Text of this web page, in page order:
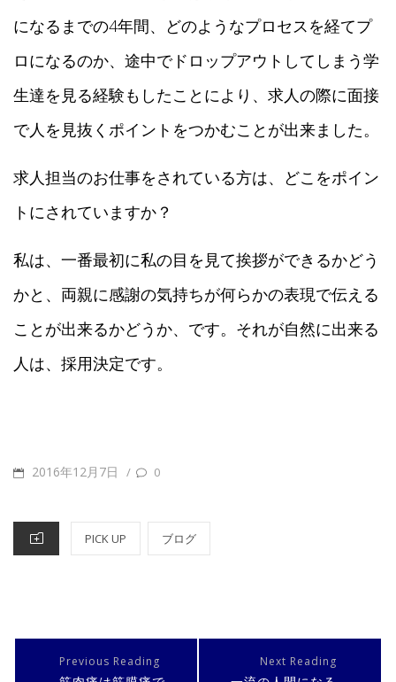
になるまでの4年間、どのようなプロセスを経てプ
ロになるのか、途中でドロップアウトしてしまう学
生達を見る経験もしたことにより、求人の際に面接
で人を見抜くポイントをつかむことが出来ました。
求人担当のお仕事をされている方は、どこをポイン
トにされていますか？
私は、一番最初に私の目を見て挨拶ができるかどう
かと、両親に感謝の気持ちが何らかの表現で伝える
ことが出来るかどうか、です。それが自然に出来る
人は、採用決定です。
POSTED2016年12月7日 / 0
CATEGORIES
PICK UP ブログ
投